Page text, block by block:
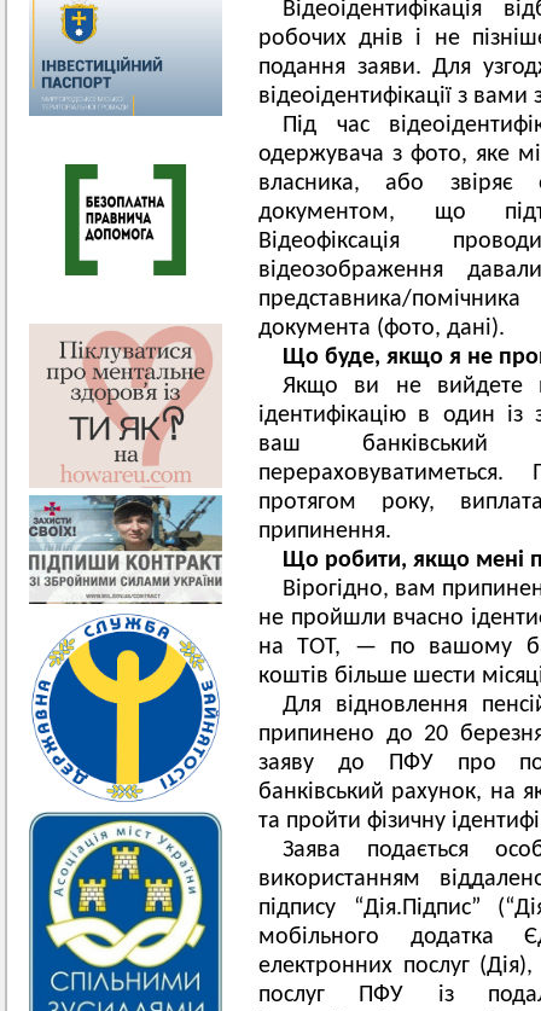
Відеоідентифікація
робочих днів і не
подання заяви. Для
відеоідентифікації з
Під час
одержувача з фото, яке
власника, або звіряє
документом, що
Відеофіксація
відеозображення
представника/
документа (фото, дані).
Що буде, якщо я не
Якщо ви не вийдете
ідентифікацію в один
ваш банківський
перераховуватиметься.
протягом року,
припинення.
Що робити, якщо мені
Вірогідно, вам
не пройшли вчасно
на ТОТ, — по вашому
коштів більше шести
Для відновлення
припинено до 20
заяву до ПФУ про
банківський рахунок, на
та пройти фізичну
Заява подається
використанням
підпису “Дія.Підпис”
мобільного додатка
електронних послуг
послуг ПФУ із